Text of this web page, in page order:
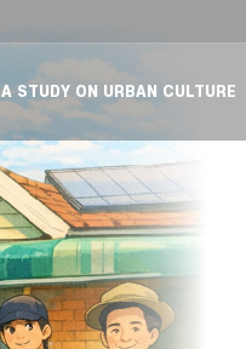
A STUDY ON URBAN CULTURE